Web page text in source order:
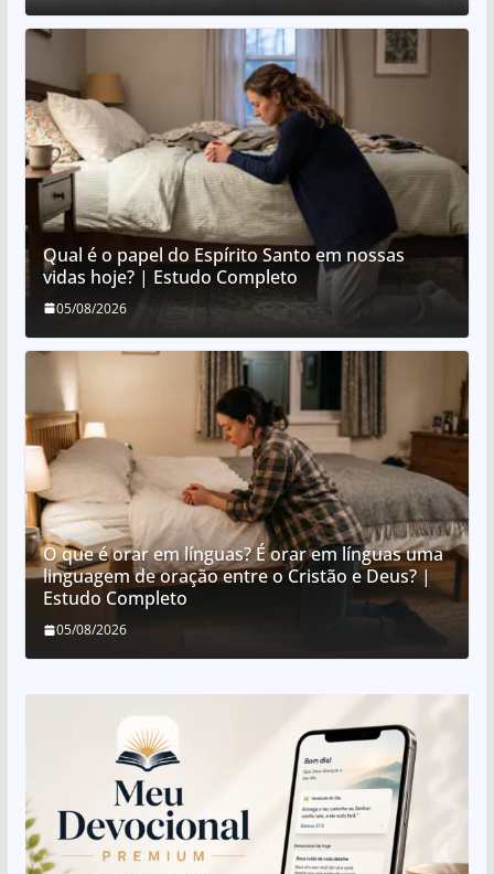
Qual é o papel do Espírito Santo em nossas
vidas hoje? | Estudo Completo
05/08/2026
O que é orar em línguas? É orar em línguas uma
linguagem de oração entre o Cristão e Deus? |
Estudo Completo
05/08/2026